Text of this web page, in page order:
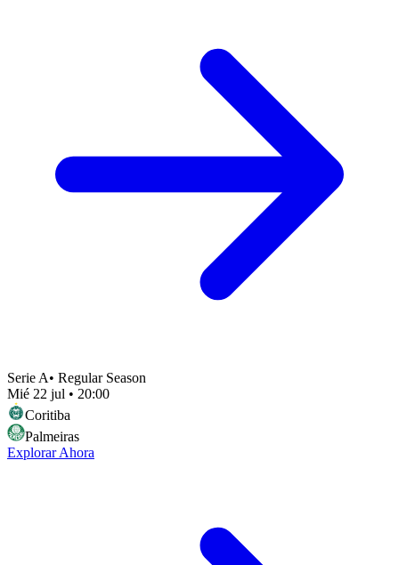
Serie A• Regular Season
Mié 22 jul • 20:00
Coritiba
Palmeiras
Explorar Ahora